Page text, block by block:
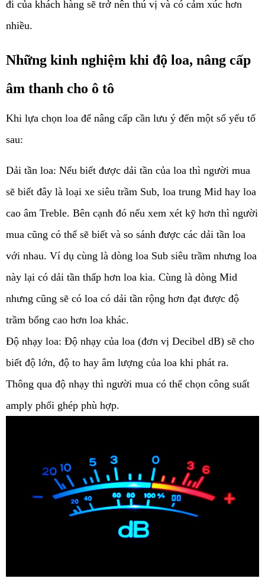
đi của khách hàng sẽ trở nên thú vị và có cảm xúc hơn
nhiều.
Những kinh nghiệm khi độ loa, nâng cấp
âm thanh cho ô tô
Khi lựa chọn loa để nâng cấp cần lưu ý đến một số yếu tố
sau:
Dải tần loa: Nếu biết được dải tần của loa thì người mua
sẽ biết đây là loại xe siêu trầm Sub, loa trung Mid hay loa
cao âm Treble. Bên cạnh đó nếu xem xét kỹ hơn thì người
mua cũng có thể sẽ biết và so sánh được các dải tần loa
với nhau. Ví dụ cùng là dòng loa Sub siêu trầm nhưng loa
này lại có dải tần thấp hơn loa kia. Cùng là dòng Mid
nhưng cũng sẽ có loa có dải tần rộng hơn đạt được độ
trầm bổng cao hơn loa khác.
Độ nhạy loa: Độ nhạy của loa (đơn vị Decibel dB) sẽ cho
biết độ lớn, độ to hay âm lượng của loa khi phát ra.
Thông qua độ nhạy thì người mua có thể chọn công suất
amply phối ghép phù hợp.